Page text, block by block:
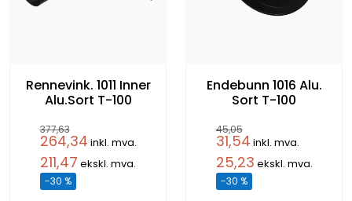
Rennevink. 1011 Inner
Alu.Sort T-100
377,63
264,34 inkl. mva.
211,47 ekskl. mva.
-30 %
Endebunn 1016 Alu.
Sort T-100
45,05
31,54 inkl. mva.
25,23 ekskl. mva.
-30 %